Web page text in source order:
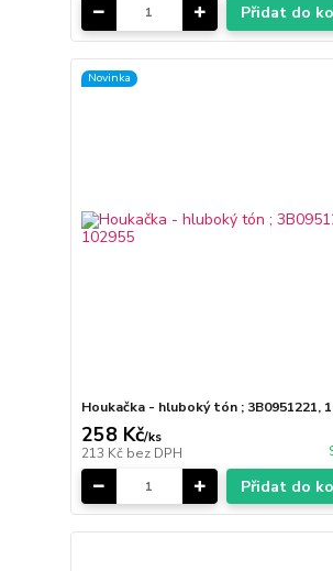
Přidat do
Novinka
Houkačka - hluboký tón ; 3B0951221,
258 Kč/ks
213 Kč bez DPH
Přidat do